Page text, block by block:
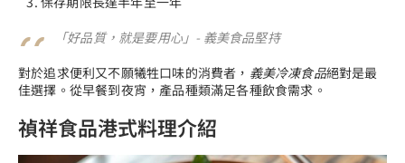
「好品質，就是要用心」- 義美食品堅持
對於追求便利又不願犧牲口味的消費者， 義美冷凍食品絕對是最
佳選擇。從早餐到夜宵，產品種類滿足各種飲食需求。
禎祥食品港式料理介紹